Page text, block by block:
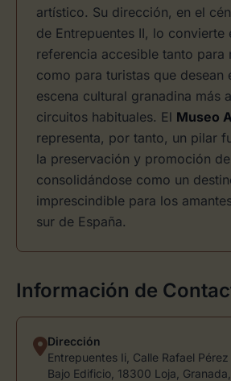
artístico. Su dirección, en el
de Entrepuentes II, lo convierte
referencia accesible tanto para
como para turistas que desean
escena cultural granadina más
circuitos habituales. El Museo
representa, por tanto, un pilar
la preservación y promoción
consolidándose como un
imprescindible para los
sur de España.
Información de
Dirección
Entrepuentes Ii, Calle Rafael Pérez
Bajo Edificio, 18300 Loja,